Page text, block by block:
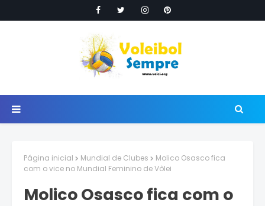
Página inicial Mundial de Clubes
Molico Osasco fica
com o vice no Mundial Feminino de Vôlei
Molico Osasco fica com o